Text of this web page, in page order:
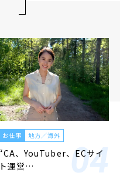
お仕事 地方／海外
、YouTuber、ECサイ
ト運営…